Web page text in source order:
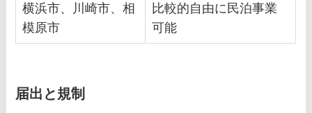
横浜市、川崎市、相
模原市
比較的自由に民泊事業
可能
届出と規制